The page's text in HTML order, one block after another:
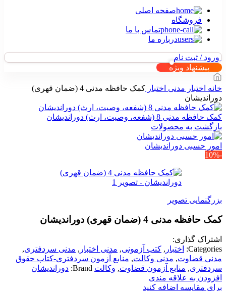
صفحه اصلی
فروشگاه
تماس با ما
درباره ما
ورود / ثبت نام
پیشنهاد ویژه
خانه اختبار مدنی اختبار
کمک حافظه مدنی 4 (ضمان قهری)
دوراندیشان
کمک حافظه مدنی 8 (شفعه، وصیت، ارث) دوراندیشان
بازگشت به محصولات
امور حسبی دوراندیشان
-10%
بزرگنمایی تصویر
کمک حافظه مدنی 4 (ضمان قهری) دوراندیشان
اشتراک گذاری:
Categories:
اختبار , کتب آزمونی, مدنی اختبار , مدنی سردفتری,
مدنی قضاوت, مدنی وکالت, منابع آزمون سردفتری-کتاب حقوق
سردفتری, منابع آزمون قضاوت, وکالت Brand: دوراندیشان
افزودن به علاقه مندی
برای مقایسه اضافه کنید